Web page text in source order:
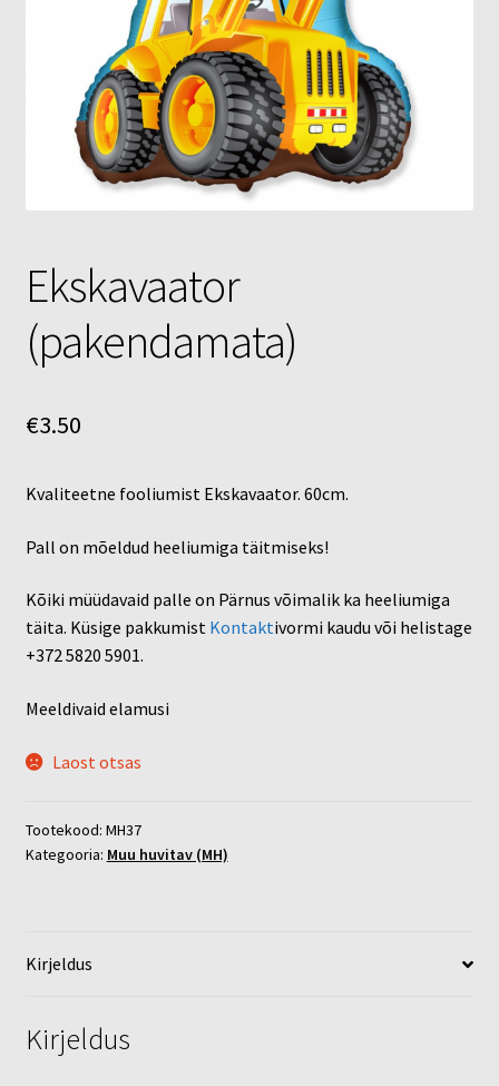
Pallikuller
Täname
Ekskavaator
(pakendamata)
€3.50
Kvaliteetne fooliumist Ekskavaator. 60cm.
Pall on mõeldud heeliumiga täitmiseks!
Kõiki müüdavaid palle on Pärnus võimalik ka heeliumiga
täita. Küsige pakkumist Kontaktivormi kaudu või helistage
+372 5820 5901.
Meeldivaid elamusi
Laost otsas
Tootekood: MH37
Kategooria: Muu huvitav (MH)
Kirjeldus
Kirjeldus